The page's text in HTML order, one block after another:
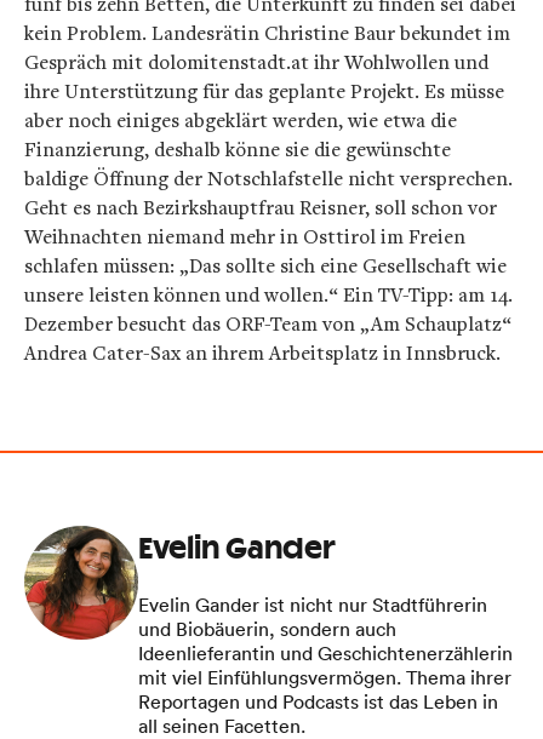
kein Problem. Landesrätin Christine Baur bekundet im
Gespräch mit dolomitenstadt.at ihr Wohlwollen und
ihre Unterstützung für das geplante Projekt. Es müsse
aber noch einiges abgeklärt werden, wie etwa die
Finanzierung, deshalb könne sie die gewünschte
baldige Öffnung der Notschlafstelle nicht versprechen.
Geht es nach Bezirkshauptfrau Reisner, soll schon vor
Weihnachten niemand mehr in Osttirol im Freien
schlafen müssen: „Das sollte sich eine Gesellschaft wie
unsere leisten können und wollen.“ Ein TV-Tipp: am 14.
Dezember besucht das ORF-Team von „Am Schauplatz“
Andrea Cater-Sax an ihrem Arbeitsplatz in Innsbruck.
Evelin Gander
Evelin Gander ist nicht nur Stadtführerin
und Biobäuerin, sondern auch
Ideenlieferantin und Geschichtenerzählerin
mit viel Einfühlungsvermögen. Thema ihrer
Reportagen und Podcasts ist das Leben in
all seinen Facetten.